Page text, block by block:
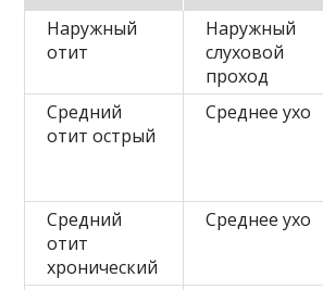
Наружный
отит
Наружный
слуховой
проход
Средний
отит острый
Среднее ухо
Средний
отит
хронический
Среднее ухо